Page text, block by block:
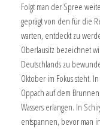
Folgt man der Spree
geprägt von den für die
warten, entdeckt zu
Oberlausitz bezeichnet
Deutschlands zu
Oktober im Fokus steht.
Oppach auf dem
Wassers erlangen. In
entspannen, bevor man